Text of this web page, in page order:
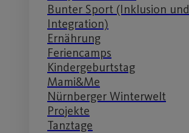
Bunter Sport (Inklusion und
Integration)
Ernährung
Feriencamps
Kindergeburtstag
Mami&Me
Nürnberger Winterwelt
Projekte
Tanztage